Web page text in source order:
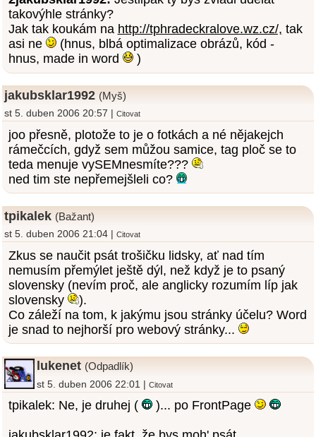
takovýhle stránky?
Jak tak koukám na http://tphradeckralove.wz.cz/, tak
asi ne
(hnus, blbá optimalizace obrázů, kód -
hnus, made in word
)
jakubsklar1992 (Myš)
st 5. duben 2006 20:57 | Citovat
joo přesně, plotože to je o fotkách a né nějakejch
rámečcích, gdyž sem můžou samice, tag ploč se to
teda menuje vySEMnesmíte???
ned tim ste nepřemejšleli co?
tpikalek (Bažant)
st 5. duben 2006 21:04 | Citovat
Zkus se naučit psát trošičku lidsky, ať nad tím
nemusím přemýlet ještě dýl, než když je to psaný
slovensky (nevím proč, ale anglicky rozumím líp jak
slovensky
).
Co záleží na tom, k jakýmu jsou stránky účelu? Word
je snad to nejhorší pro webový stránky...
lukenet (Odpadlík)
st 5. duben 2006 22:01 |Citovat
tpikalek: Ne, je druhej ( )... po FrontPage